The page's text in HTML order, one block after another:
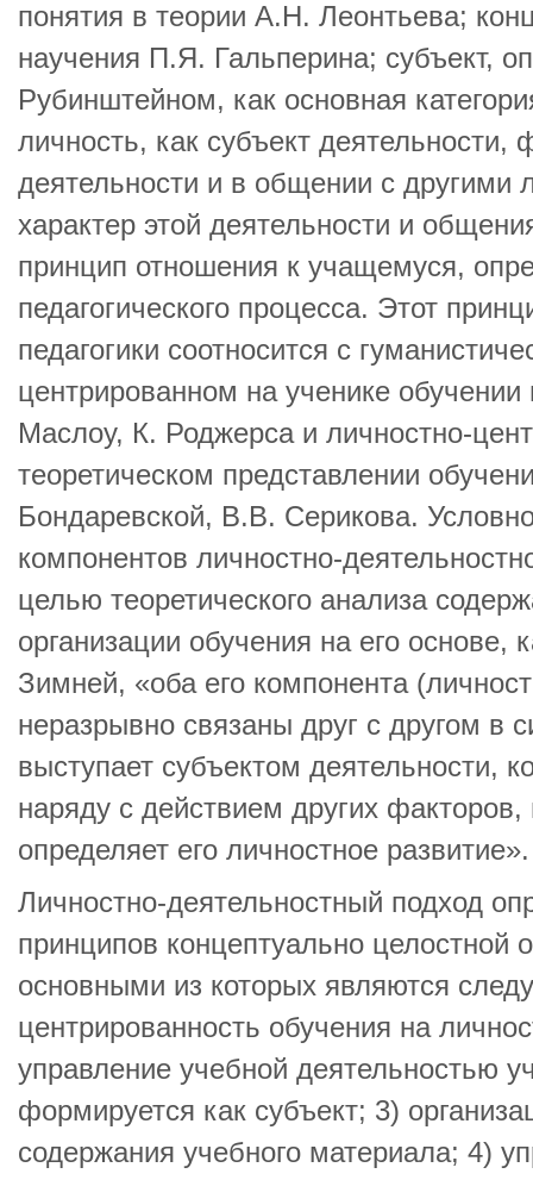
понятия в теории А.Н. Леонтьева;
научения П.Я. Гальперина; субъект,
Рубинштейном, как основная
личность, как субъект
деятельности и в общении с
характер этой деятельности и
принцип отношения к учащемуся,
педагогического процесса. Этот
педагогики соотносится с
центрированном на ученике
Маслоу, К. Роджерса и личностно-
теоретическом представлении
Бондаревской, В.В. Серикова.
компонентов личностно-
целью теоретического анализа
организации обучения на его основе,
Зимней, «оба его компонента
неразрывно связаны друг с другом в
выступает субъектом деятельности,
наряду с действием других
определяет его личностное развитие».
Личностно-деятельностный подход
принципов концептуально целостной
основными из которых являются
центрированность обучения на
управление учебной деятельностью
формируется как субъект; 3)
содержания учебного материала; 4)